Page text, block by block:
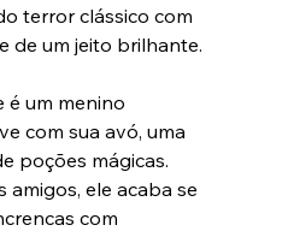
terror clássico com
de um jeito brilhante.
é um menino
com sua avó, uma
poções mágicas.
amigos, ele acaba se
com